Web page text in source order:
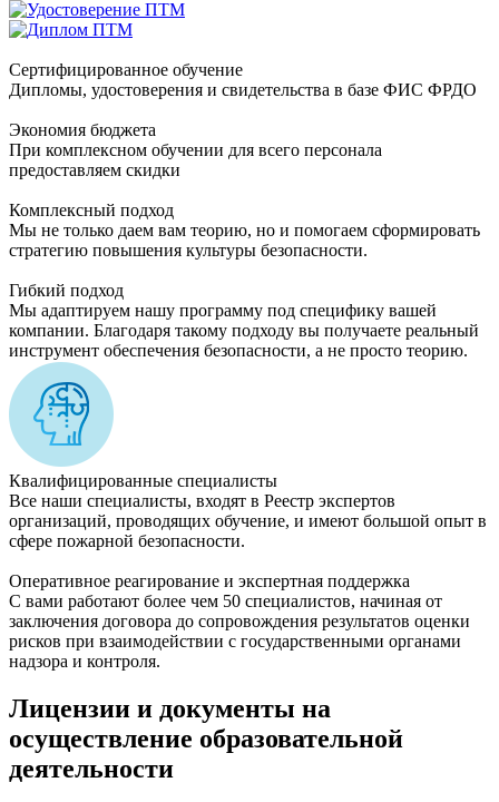
Сертифицированное обучение
Дипломы, удостоверения и свидетельства в базе ФИС ФРДО
Экономия бюджета
При комплексном обучении для всего персонала
предоставляем скидки
Комплексный подход
Мы не только даем вам теорию, но и помогаем сформировать
стратегию повышения культуры безопасности.
Гибкий подход
Мы адаптируем нашу программу под специфику вашей
компании. Благодаря такому подходу вы получаете реальный
инструмент обеспечения безопасности, а не просто теорию.
Квалифицированные специалисты
Все наши специалисты, входят в Реестр экспертов
организаций, проводящих обучение, и имеют большой опыт в
сфере пожарной безопасности.
Оперативное реагирование и экспертная поддержка
С вами работают более чем 50 специалистов, начиная от
заключения договора до сопровождения результатов оценки
рисков при взаимодействии с государственными органами
надзора и контроля.
Лицензии и документы на
осуществление образовательной
деятельности